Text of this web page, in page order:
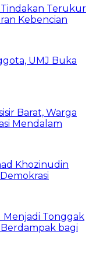
Terukur
Kebencian
UMJ Buka
Barat, Warga
Mendalam
Khozinudin
Menjadi Tonggak
bagi